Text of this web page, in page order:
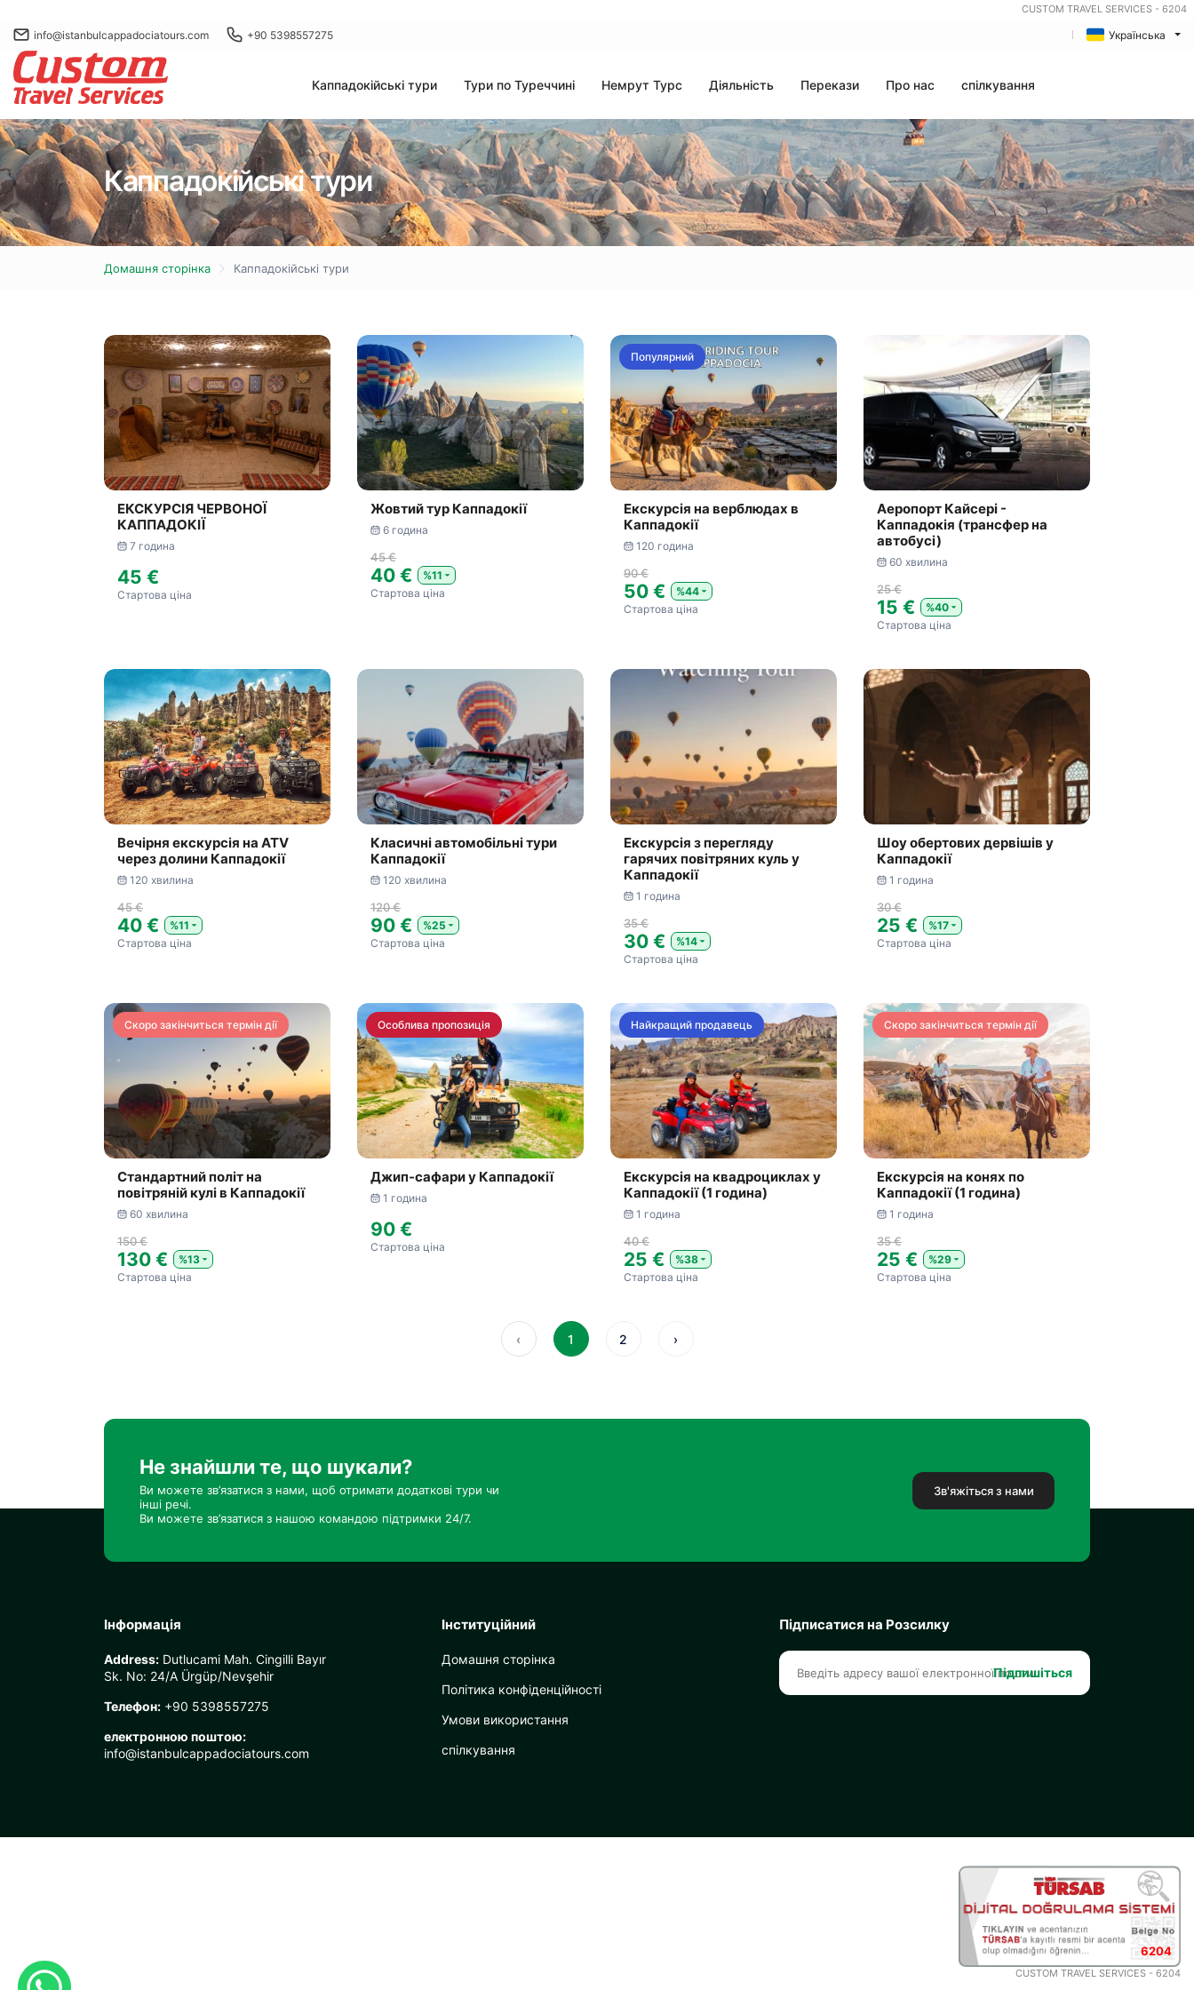
CUSTOM TRAVEL SERVICES - 6204
info@istanbulcappadociatours.com +90 5398557275 Українська
Каппадокійські тури Тури по Туреччині Немрут Турс Діяльність Перекази Про нас спілкування
Каппадокійські тури
Домашня сторінка Каппадокійські тури
ЕКСКУРСІЯ ЧЕРВОНОЇ
КАППАДОКІЇ
7 година
45 €
Стартова ціна
Жовтий тур Каппадокії
6 година
45 €
40 €
%11
Стартова ціна
Популярний
Екскурсія на верблюдах в
Каппадокії
120 година
90 €
50 €
%44
Стартова ціна
Аеропорт Кайсері -
Каппадокія (трансфер на
автобусі)
60 хвилина
25 €
15 €
%40
Стартова ціна
Вечірня екскурсія на ATV
через долини Каппадокії
120 хвилина
45 €
40 €
%11
Стартова ціна
Класичні автомобільні тури
Каппадокії
120 хвилина
120 €
90 €
%25
Стартова ціна
Екскурсія з перегляду
гарячих повітряних куль у
Каппадокії
1 година
35 €
30 €
%14
Стартова ціна
Шоу обертових дервішів у
Каппадокії
1 година
30 €
25 €
%17
Стартова ціна
Скоро закінчиться термін дії
Стандартний політ на
повітряній кулі в Каппадокії
60 хвилина
150 €
130 €
%13
Стартова ціна
Особлива пропозиція
Джип-сафари у Каппадокії
1 година
90 €
Стартова ціна
Найкращий продавець
Екскурсія на квадроциклах у
Каппадокії (1 година)
1 година
40 €
25 €
%38
Стартова ціна
Скоро закінчиться термін дії
Екскурсія на конях по
Каппадокії (1 година)
1 година
35 €
25 €
%29
Стартова ціна
‹ 1 2 ›
Не знайшли те, що шукали?
Ви можете зв’язатися з нами, щоб отримати додаткові тури чи
інші речі.
Ви можете зв’язатися з нашою командою підтримки 24/7.
Зв'яжіться з нами
Інформація
Address: Dutlucami Mah. Cingilli Bayır
Sk. No: 24/A Ürgüp/Nevşehir
Телефон: +90 5398557275
електронною поштою:
info@istanbulcappadociatours.com
Інституційний
Домашня сторінка
Політика конфіденційності
Умови використання
спілкування
Підписатися на Розсилку
Підпишіться
6204
CUSTOM TRAVEL SERVICES - 6204